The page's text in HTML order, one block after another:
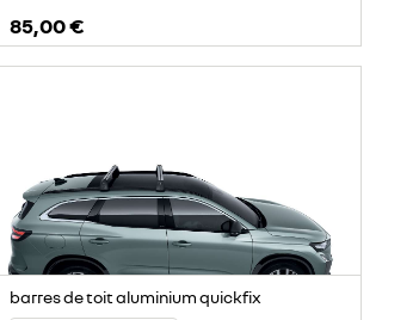
85,00 €
barres de toit aluminium quickfix